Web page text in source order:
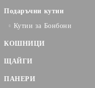
Подаръчни кутии
Кутии за Бонбони
КОШНИЦИ
ЩАЙГИ
ПАНЕРИ